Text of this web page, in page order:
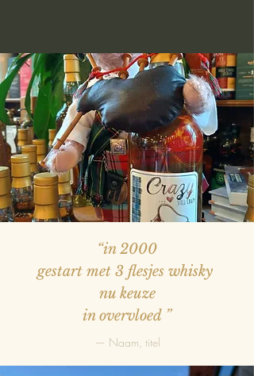
“in 2000
gestart met 3 flesjes whisky
nu keuze
in overvloed ”
— Naam, titel